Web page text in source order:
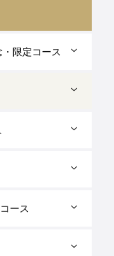
限定コース
ース